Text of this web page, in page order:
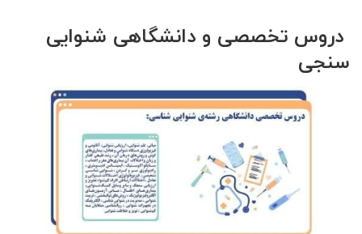
دروس تخصصی و دانشگاهی شنوایی
سنجی